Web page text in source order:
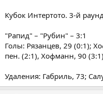
Кубок Интертото. 3-й
"Рапид" – "Рубин" – 3:1
Голы: Рязанцев, 29 (0:1);
пен. (2:1), Хофманн, 90
Удаления: Габриль, 73;